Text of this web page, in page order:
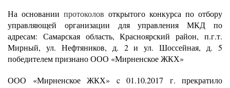
На основании протоколов открытого конкурса по отбору
управляющей организации для управления МКД по
адресам: Самарская область, Красноярский район, п.г.т.
Мирный, ул. Нефтяников, д. 2 и ул. Шоссейная, д. 5
победителем признано ООО «Мирненское ЖКХ»
ООО «Мирненское ЖКХ» c 01.10.2017 г. прекратило